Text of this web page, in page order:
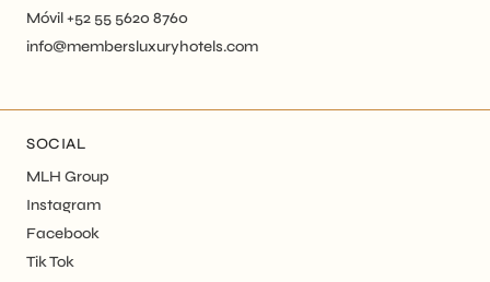
Móvil +52 55 5620 8760
info@membersluxuryhotels.com
SOCIAL
MLH Group
Instagram
Facebook
Tik Tok